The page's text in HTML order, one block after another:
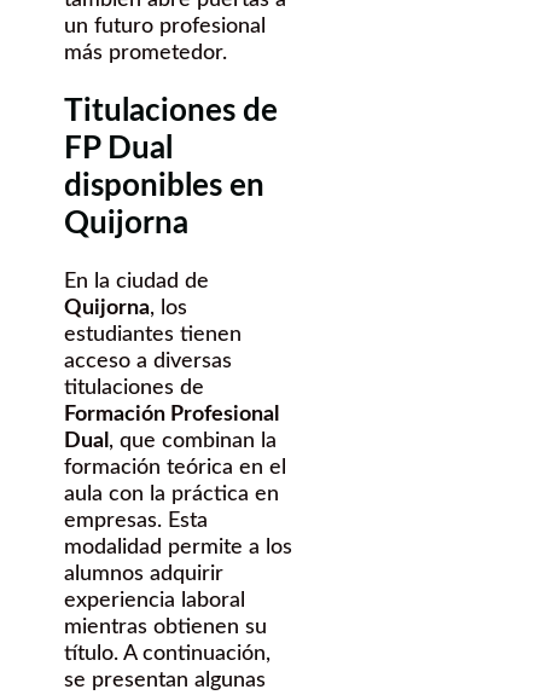
un futuro profesional
más prometedor.
Titulaciones de
FP Dual
disponibles en
Quijorna
En la ciudad de
Quijorna, los
estudiantes tienen
acceso a diversas
titulaciones de
Formación Profesional
Dual , que combinan la
formación teórica en el
aula con la práctica en
empresas. Esta
modalidad permite a los
alumnos adquirir
experiencia laboral
mientras obtienen su
título. A continuación,
se presentan algunas